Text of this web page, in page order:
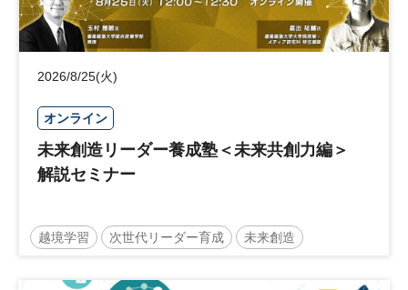
2026/8/25(火)
オンライン
未来創造リーダー養成塾＜未来共創力編＞
解説セミナー
越境学習 次世代リーダー育成 未来創造